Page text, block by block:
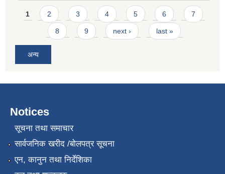
Pages
1 2 3 4 5 6 7
8 9 next › last »
अन्य
Notices
सूचना तथा समाचार
सार्वजनिक खरीद /बोलपत्र सूचना
एन, कानुन तथा निर्देशिका